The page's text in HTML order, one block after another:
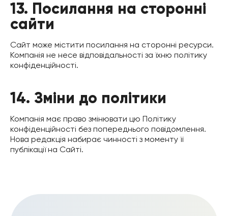
13. Посилання на сторонні
сайти
Сайт може містити посилання на сторонні ресурси.
Компанія не несе відповідальності за їхню політику
конфіденційності.
14. Зміни до політики
Компанія має право змінювати цю Політику
конфіденційності без попереднього повідомлення.
Нова редакція набирає чинності з моменту її
публікації на Сайті.